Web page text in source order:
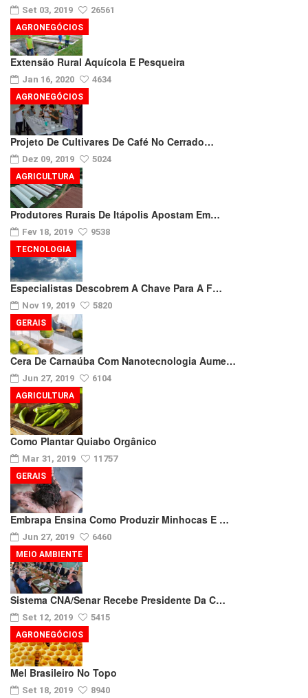
Set 03, 2019 26561
Extensão Rural Aquícola E Pesqueira
Jan 16, 2020 4634
AGRONEGÓCIOS
Projeto De Cultivares De Café No Cerrado…
Dez 09, 2019 5024
AGRONEGÓCIOS
Produtores Rurais De Itápolis Apostam Em…
Fev 18, 2019 9538
AGRICULTURA
Especialistas Descobrem A Chave Para A F…
Nov 19, 2019 5820
TECNOLOGIA
Cera De Carnaúba Com Nanotecnologia Aume…
Jun 27, 2019 6104
GERAIS
Como Plantar Quiabo Orgânico
Mar 31, 2019 11757
AGRICULTURA
Embrapa Ensina Como Produzir Minhocas E …
Jun 27, 2019 6460
GERAIS
Sistema CNA/Senar Recebe Presidente Da C…
Set 12, 2019 5415
MEIO AMBIENTE
Mel Brasileiro No Topo
Set 18, 2019 8940
AGRONEGÓCIOS